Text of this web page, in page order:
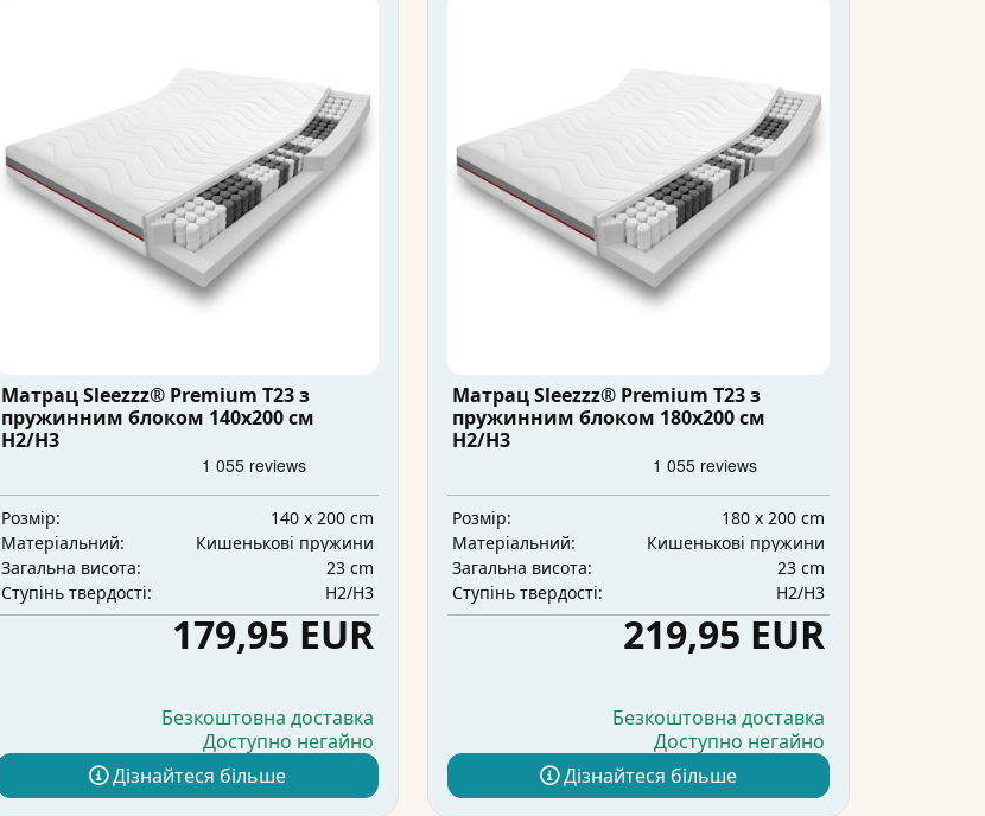
Матрац Sleezzz® Premium T23 з
пружинним блоком 140x200 см
H2/H3
Розмір:
140 x 200 cm
Матеріальний:
Кишенькові пружини
Загальна висота:
23 cm
Ступінь твердості:
H2/H3
179,95 EUR
Безкоштовна доставка
Доступно негайно
Дізнайтеся більше
Матрац Sleezzz® Premium T23 з
пружинним блоком 180x200 см
H2/H3
Розмір:
180 x 200 cm
Матеріальний:
Кишенькові пружини
Загальна висота:
23 cm
Ступінь твердості:
H2/H3
219,95 EUR
Безкоштовна доставка
Доступно негайно
Дізнайтеся більше